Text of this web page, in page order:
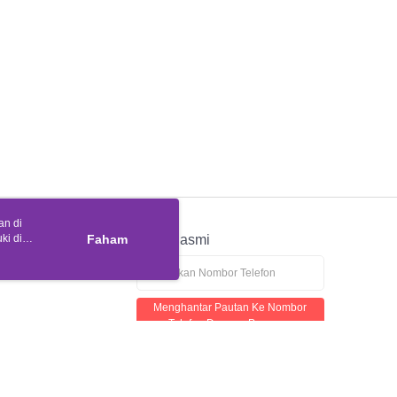
APP Rasmi
Menghantar Pautan Ke Nombor
Telefon Dengan Percuma
di
di
Faham